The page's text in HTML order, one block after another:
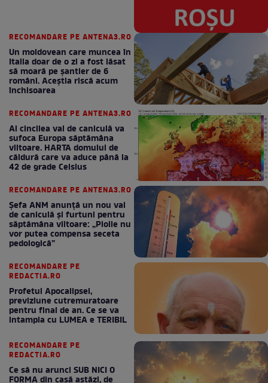
RECOMANDARE PE ANTENA3.RO
Un moldovean care muncea în
Italia doar de o zi a fost lăsat
să moară pe şantier de 6
români. Aceștia riscă acum
închisoarea
RECOMANDARE PE ANTENA3.RO
Al cincilea val de caniculă va
sufoca Europa săptămâna
viitoare. HARTA domului de
căldură care va aduce până la
42 de grade Celsius
RECOMANDARE PE ANTENA3.RO
Șefa ANM anunță un nou val
de caniculă și furtuni pentru
săptămâna viitoare: „Ploile nu
vor putea compensa seceta
pedologică”
RECOMANDARE PE
REDACTIA.RO
Profetul Apocalipsei,
previziune cutremuratoare
pentru final de an. Ce se va
intampla cu LUMEA e TERIBIL
RECOMANDARE PE
REDACTIA.RO
Ce să nu arunci SUB NICI O
FORMA din casă astăzi, de